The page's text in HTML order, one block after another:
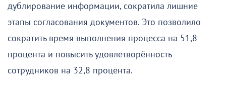
дублирование информации, сократила лишние
этапы согласования документов. Это позволило
сократить время выполнения процесса на 51,8
процента и повысить удовлетворённость
сотрудников на 32,8 процента.